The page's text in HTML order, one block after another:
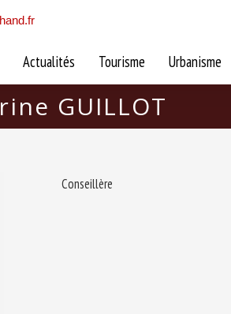
Actualités Tourisme Urbanisme
GUILLOT
Conseillère